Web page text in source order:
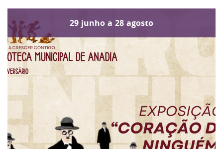
29 junho a 28 agosto